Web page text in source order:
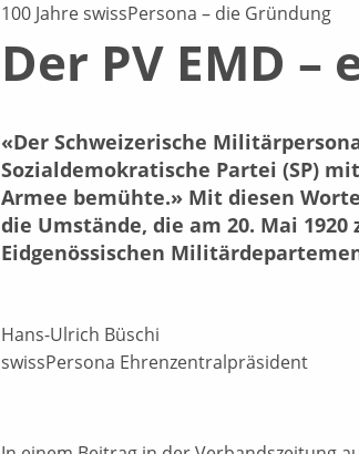
100 Jahre swissPersona – die Gründung
Der PV EMD
«Der Schweizerische
Sozialdemokratische Partei (SP)
Armee bemühte.» Mit diesen
die Umstände, die am 20. Mai
Eidgenössischen
Hans-Ulrich Büschi
swissPersona Ehrenzentralpräsident